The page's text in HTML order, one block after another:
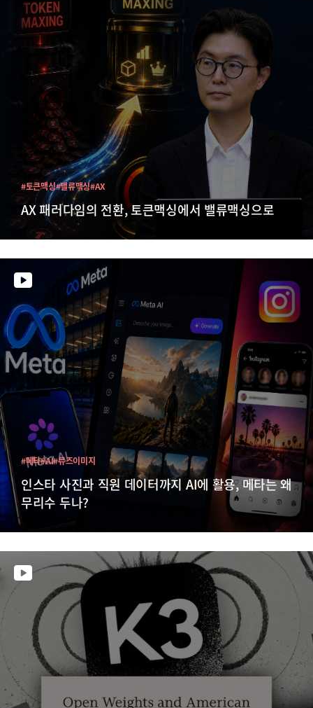
AX 패러다임의 전환, 토큰맥싱에서 밸류맥싱으로
#토큰맥싱#밸류맥싱#AX
인스타 사진과 직원 데이터까지 AI에 활용, 메타는 왜
무리수 두나?
#메타#AI#뮤즈이미지